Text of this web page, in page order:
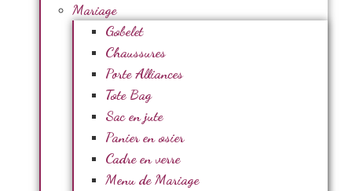
Mariage
Gobelet
Chaussures
Porte Alliances
Tote Bag
Sac en jute
Panier en osier
Cadre en verre
Menu de Mariage